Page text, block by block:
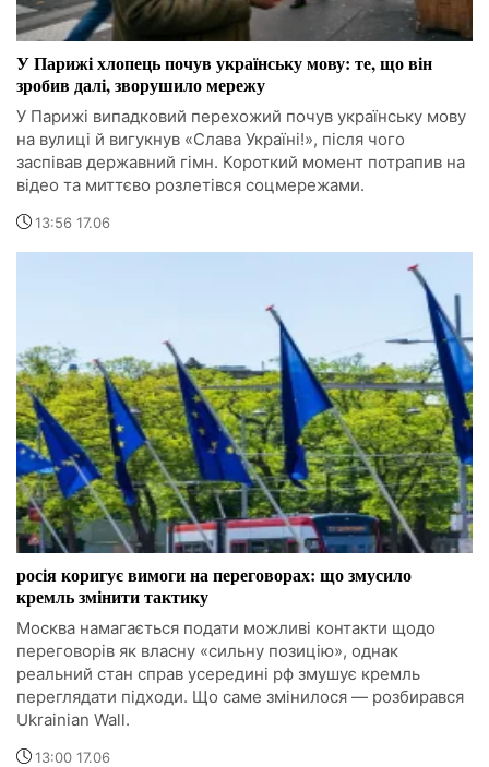
У Парижі хлопець почув українську мову: те, що він
зробив далі, зворушило мережу
У Парижі випадковий перехожий почув українську мову
на вулиці й вигукнув «Слава Україні!», після чого
заспівав державний гімн. Короткий момент потрапив на
відео та миттєво розлетівся соцмережами.
13:56 17.06
росія коригує вимоги на переговорах: що змусило
кремль змінити тактику
Москва намагається подати можливі контакти щодо
переговорів як власну «сильну позицію», однак
реальний стан справ усередині рф змушує кремль
переглядати підходи. Що саме змінилося — розбирався
Ukrainian Wall.
13:00 17.06